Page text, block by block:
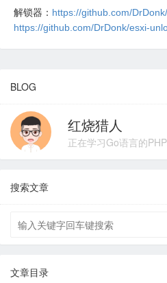
解锁器： https://github.com/
https://github.com/DrDonk/esxi-
BLOG
红烧猎人
正在学习Go语言的PHP
搜索文章
文章目录